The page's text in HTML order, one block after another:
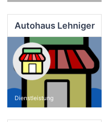
Autohaus Lehniger
Dienstleistung